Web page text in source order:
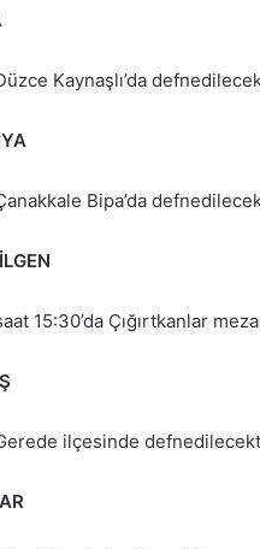
Kaynaşlı’da
Bipa’da
15:30’da Çığırtkanlar
ilçesinde